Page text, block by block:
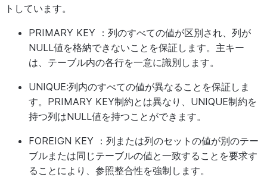
トしています。
PRIMARY KEY ：列のすべての値が区別され、列が
NULL値を格納できないことを保証します。主キー
は、テーブル内の各行を一意に識別します。
UNIQUE:列内のすべての値が異なることを保証しま
す。PRIMARY KEY制約とは異なり、UNIQUE制約を
持つ列はNULL値を持つことができます。
FOREIGN KEY ：列または列のセットの値が別のテー
ブルまたは同じテーブルの値と一致することを要求す
ることにより、参照整合性を強制します。